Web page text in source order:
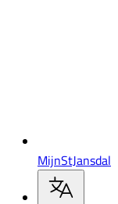
MijnStJansdal